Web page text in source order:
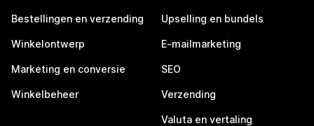
Bestellingen en verzending
Winkelontwerp
Marketing en conversie
Winkelbeheer
Upselling en bundels
E-mailmarketing
SEO
Verzending
Valuta en vertaling